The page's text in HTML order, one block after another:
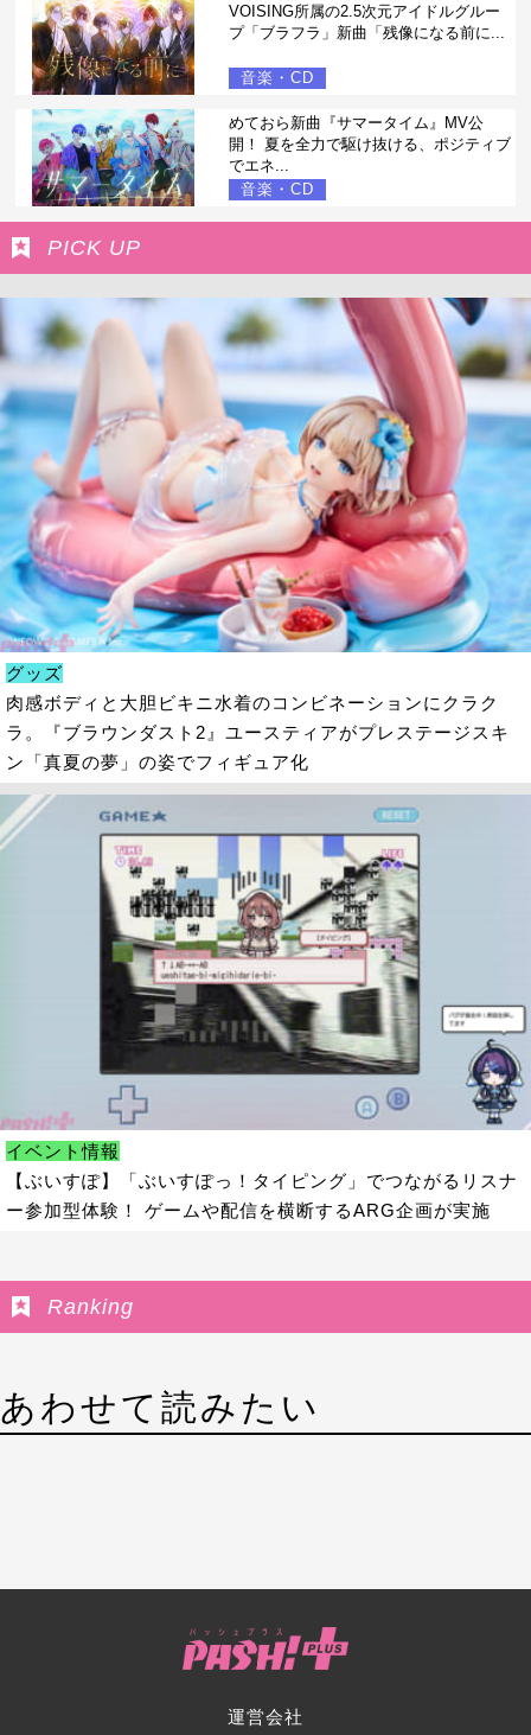
VOISING所属の2.5次元アイドルグルー
プ「ブラフラ」新曲「残像になる前に...
音楽・CD
めておら新曲『サマータイム』MV公
開！ 夏を全力で駆け抜ける、ポジティブ
でエネ...
音楽・CD
PICK UP
グッズ
肉感ボディと大胆ビキニ水着のコンビネーションにクラク
ラ。『ブラウンダスト2』ユースティアがプレステージスキ
ン「真夏の夢」の姿でフィギュア化
イベント情報
【ぶいすぽ】「ぶいすぽっ！タイピング」でつながるリスナ
ー参加型体験！ ゲームや配信を横断するARG企画が実施
Ranking
あわせて読みたい
運営会社